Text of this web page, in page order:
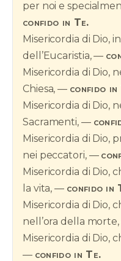
per noi e
confido in Te.
Misericordia di Dio,
dell’Eucaristia, —
Misericordia di Dio,
Chiesa, — confido in
Misericordia di Dio,
Sacramenti, —
Misericordia di Dio,
nei peccatori, —
Misericordia di Dio,
la vita, — confido in
Misericordia di Dio,
nell’ora della
Misericordia di Dio,
— confido in Te.